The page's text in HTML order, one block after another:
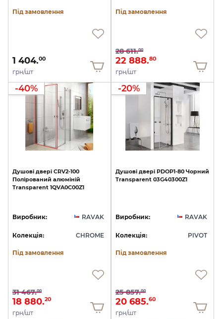
Під замовлення
1 404.00
грн/шт
Під замовлення
28 611.00
22 888.80
грн/шт
-40%
Душові двері CRV2-100
Полірований алюміній
Transparent 1QVA0C00Z1
Виробник: RAVAK
Колекція: CHROME
Під замовлення
31 467.00
18 880.20
грн/шт
-20%
Душові двері PDOP1-80 Чорний
Transparent 03G40300Z1
Виробник: RAVAK
Колекція: PIVOT
Під замовлення
25 857.00
20 685.60
грн/шт